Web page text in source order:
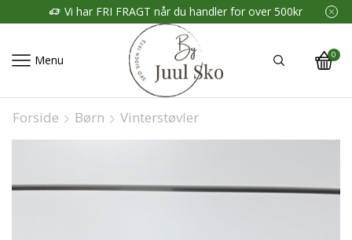
Vi har FRI FRAGT når du handler for over 500kr
Menu 0
Forside Børn Vinterstøvler